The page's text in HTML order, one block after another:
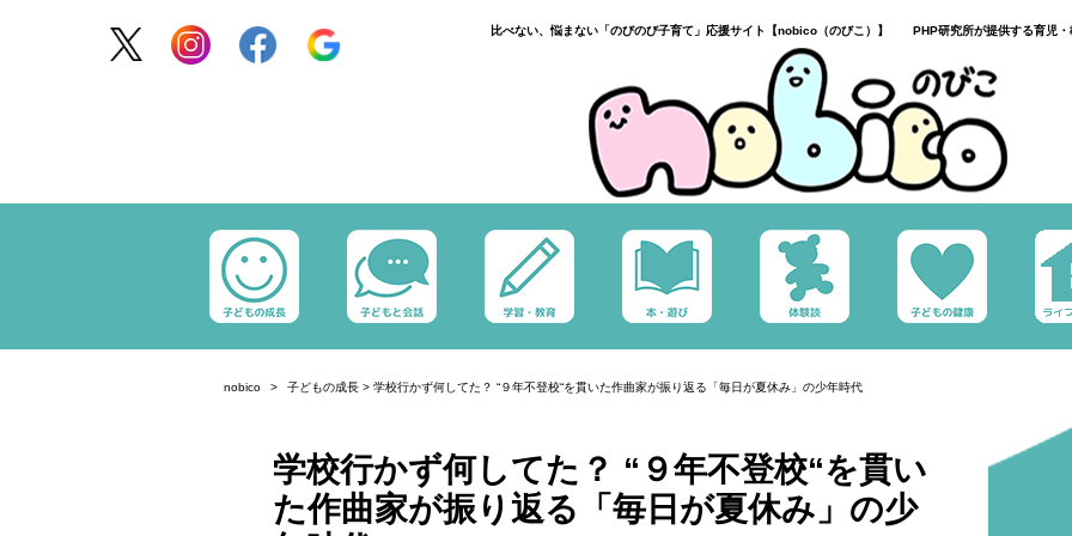
比べない、悩まない「のびのび子育て」応援サイト【nobico（のびこ）】 PHP研究所が提供する育児・
nobico 子どもの成長 > 学校行かず何してた？ “９年不登校“を貫いた作曲家が振り返る「毎日が夏休み」の少年時代
学校行かず何してた？ “９年不登校“を貫い
た作曲家が振り返る「毎日が夏休み」の少